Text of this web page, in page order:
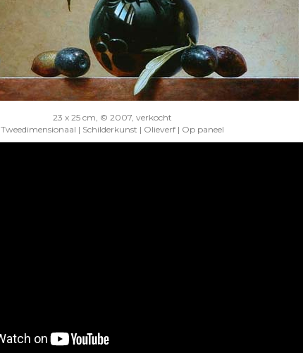
23 x 25 cm, © 2007, verkocht
Tweedimensionaal | Schilderkunst | Olieverf | Op paneel